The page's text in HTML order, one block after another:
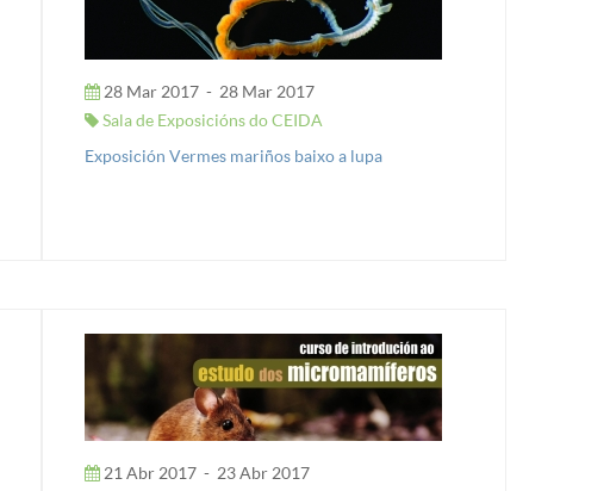
28 Mar 2017 - 28 Mar 2017
Sala de Exposicións do CEIDA
Exposición Vermes mariños baixo a lupa
21 Abr 2017 - 23 Abr 2017